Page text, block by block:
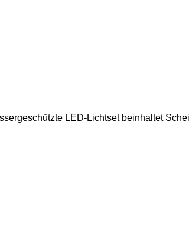
LED-Lichtset beinhaltet